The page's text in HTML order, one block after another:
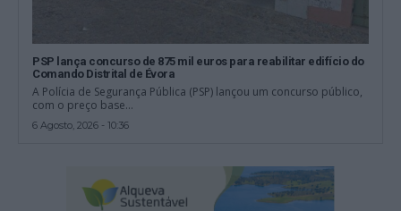
PSP lança concurso de 875 mil euros para reabilitar edifício do
Comando Distrital de Évora
A Polícia de Segurança Pública (PSP) lançou um concurso público,
com o preço base...
6 Agosto, 2026 - 10:36